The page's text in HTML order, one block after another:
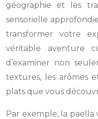
géographie et les
sensorielle
transformer votre
véritable aventure
d’examiner non
textures, les arômes
plats que vous
Par exemple, la paella